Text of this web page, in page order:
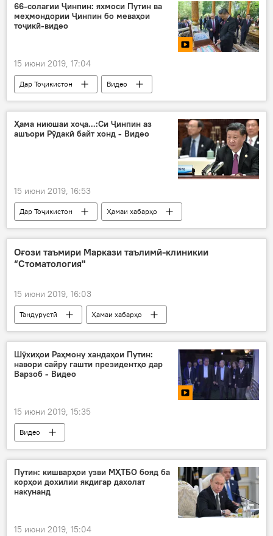
66-солагии Ҷинпин: яхмоси Путин ва
меҳмондории Ҷинпин бо меваҳои
тоҷикӣ-видео
15 июни 2019, 17:04
Дар Тоҷикистон
Видео
Ҳамаи хабарҳо
Ҳама ниюшаи хоҷа...:Си Ҷинпин аз
ашъори Рӯдакӣ байт хонд - Видео
15 июни 2019, 16:53
Дар Тоҷикистон Ҳамаи хабарҳо
Оғози таъмири Маркази таълимӣ-клиникии
“Стоматология"
15 июни 2019, 16:03
Тандурустӣ
Ҳамаи хабарҳо
Дар Тоҷикистон
Шӯхиҳои Раҳмону хандаҳои Путин:
навори сайру гашти президентҳо дар
Варзоб - Видео
15 июни 2019, 15:35
Видео
Путин: кишварҳои узви МҲТБО бояд ба
корҳои дохилии якдигар дахолат
накунанд
15 июни 2019, 15:04